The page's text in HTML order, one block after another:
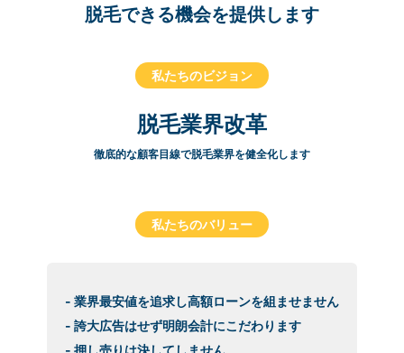
脱毛できる機会を提供します
私たちのビジョン
脱毛業界改革
徹底的な顧客目線で脱毛業界を健全化します
私たちのバリュー
- 業界最安値を追求し高額ローンを組ませません
- 誇大広告はせず明朗会計にこだわります